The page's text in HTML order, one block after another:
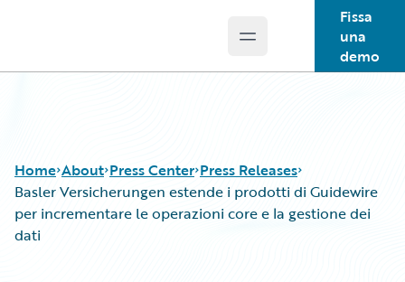
Open main menu
Fissa
una
demo
Home About Press Center Press Releases
Basler Versicherungen estende i prodotti di Guidewire
per incrementare le operazioni core e la gestione dei
dati